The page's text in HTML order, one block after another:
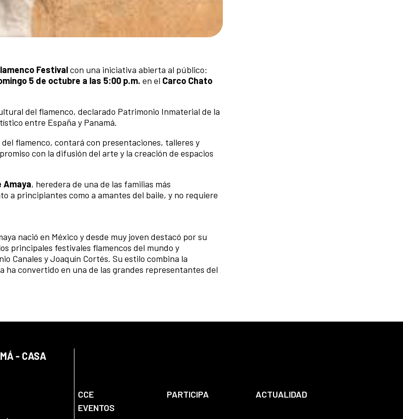
Festivalcon una iniciativa abierta al público:
5 de octubre a las 5:00 p.m. en el Carco Chato
del flamenco, declarado Patrimonio Inmaterial de la
entre España y Panamá.
flamenco, contará con presentaciones, talleres y
con la difusión del arte y la creación de espacios
Amaya, heredera de una de las familias más
a principiantes como a amantes del baile, y no requiere
nació en México y desde muy joven destacó por su
principales festivales flamencos del mundo y
Canales y Joaquín Cortés. Su estilo combina la
ha convertido en una de las grandes representantes del
- CASA
CCE PARTICIPA
ACTUALIDAD
EVENTOS